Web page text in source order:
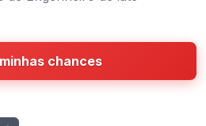
chances